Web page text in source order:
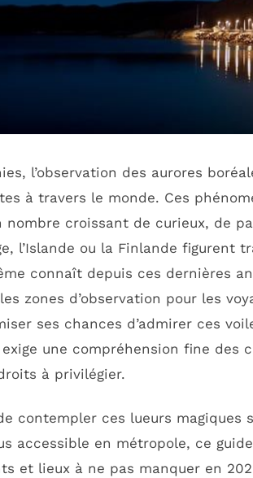
l’observation des aurores
à travers le monde. Ces
nombre croissant de curieux, de
l’Islande ou la Finlande
connaît depuis ces dernières
zones d’observation pour les
ses chances d’admirer ces
une compréhension fine des
à privilégier.
contempler ces lueurs
accessible en métropole, ce
et lieux à ne pas manquer en